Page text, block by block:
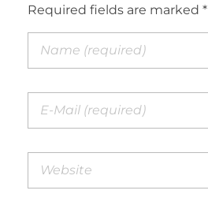
Required fields are marked *